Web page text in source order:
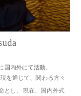
内外にて活動。
を通じて、関わる方々
とし、 現在、国内外式